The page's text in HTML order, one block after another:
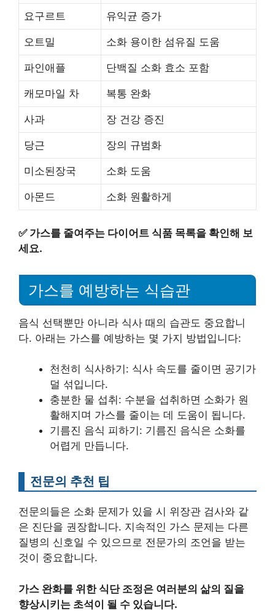
요구르트 유익균 증가
오트밀 소화 용이한 섬유질 도움
파인애플 단백질 소화 효소 포함
캐모마일 차 복통 완화
사과 장 건강 증진
당근 장의 규범화
미소된장국 소화 도움
아몬드 소화 원활하게
✅ 가스를 줄여주는 다이어트 식품 목록을 확인해 보
세요.
가스를 예방하는 식습관
음식 선택뿐만 아니라 식사 때의 습관도 중요합니
다. 아래는 가스를 예방하는 몇 가지 방법입니다:
천천히 식사하기: 식사 속도를 줄이면 공기가
덜 섞입니다.
충분한 물 섭취: 수분을 섭취하면 소화가 원
활해지며 가스를 줄이는 데 도움이 됩니다.
기름진 음식 피하기: 기름진 음식은 소화를
어렵게 만듭니다.
전문의 추천 팁
전문의들은 소화 문제가 있을 시 위장관 검사와 같
은 진단을 권장합니다. 지속적인 가스 문제는 다른
질병의 신호일 수 있으므로 전문가의 조언을 받는
것이 중요합니다.
가스 완화를 위한 식단 조정은 여러분의 삶의 질을
향상시키는 초석이 될 수 있습니다.